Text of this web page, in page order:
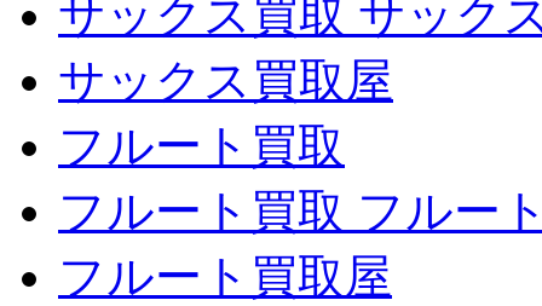
サックス買取 サック
サックス買取屋
フルート買取
フルート買取 フルー
フルート買取屋